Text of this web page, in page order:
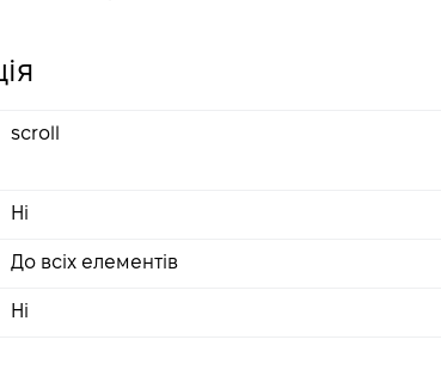
scroll
Ні
До всіх елементів
Ні